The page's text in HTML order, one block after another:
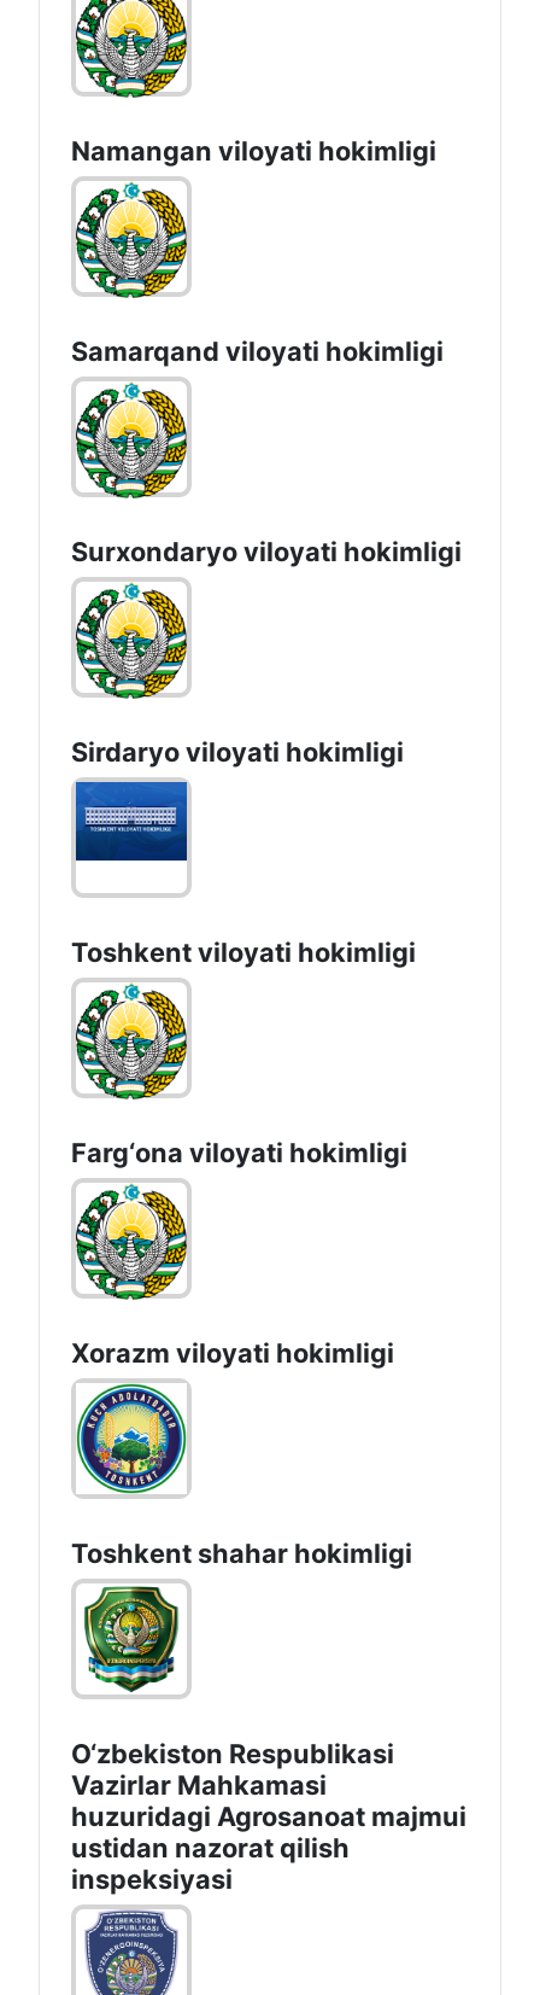
Namangan vilоyati hоkimligi
Samarqand viloyati hokimligi
Surxondaryo vilоyati hоkimligi
Sirdaryo vilоyati hоkimligi
Toshkent vilоyati hоkimligi
Farg‘оnа vilоyati hоkimligi
Xorazm vilоyati hоkimligi
Toshkеnt shаhаr hоkimligi
O‘zbekiston Respublikasi
Vazirlar Mahkamasi
huzuridagi Agrosanoat majmui
ustidan nazorat qilish
inspeksiyasi